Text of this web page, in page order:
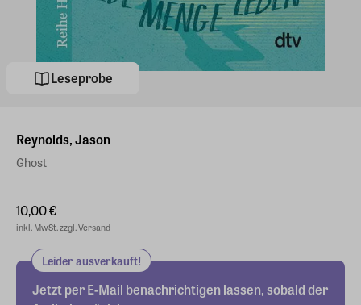
Leseprobe
Reynolds, Jason
Ghost
10,00 €
inkl. MwSt. zzgl. Versand
Leider ausverkauft!
Jetzt per E-Mail benachrichtigen lassen, sobald der